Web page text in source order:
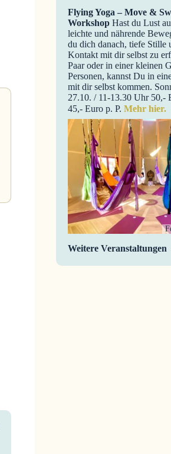
Flying Yoga – Move &
Workshop Hast du Lust
leichte und nährende
du dich danach, tiefe Stille
Kontakt mit dir selbst zu
Paar oder in einer kleinen
Personen, kannst Du in
mit dir selbst kommen.
27.10. / 11-13.30 Uhr 50,-
45,- Euro p. P. Mehr hier.
Weitere Veranstaltungen